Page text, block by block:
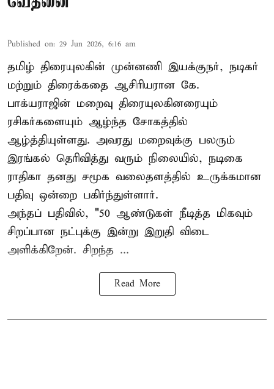
Published on: 29 Jun 2026, 6:16 am
தமிழ் திரையுலகின் முன்னணி இயக்குநர், நடிகர்
மற்றும் திரைக்கதை ஆசிரியரான கே.
பாக்யராஜின் மறைவு திரையுலகினரையும்
ரசிகர்களையும் ஆழ்ந்த சோகத்தில்
ஆழ்த்தியுள்ளது. அவரது மறைவுக்கு பலரும்
இரங்கல் தெரிவித்து வரும் நிலையில், நடிகை
ராதிகா தனது சமூக வலைதளத்தில் உருக்கமான
பதிவு ஒன்றை பகிர்ந்துள்ளார்.
அந்தப் பதிவில், "50 ஆண்டுகள் நீடித்த மிகவும்
சிறப்பான நட்புக்கு இன்று இறுதி விடை
அளிக்கிறேன். சிறந்த ...
Read More